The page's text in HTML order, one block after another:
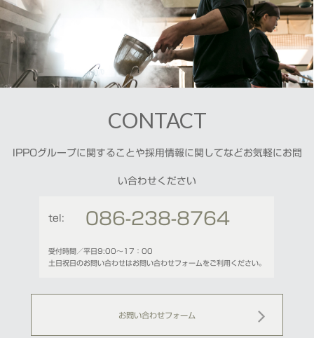
CONTACT
IPPOグループに関することや採用情報に関してなどお気軽にお問
い合わせください
tel: 086-238-8764
受付時間／平日9:00〜17：00
土日祝日のお問い合わせはお問い合わせフォームをご利用ください。
お問い合わせフォーム